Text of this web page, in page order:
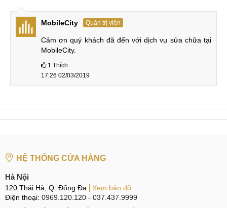
MobileCity Quản trị viên
Cảm ơn quý khách đã đến với dịch vụ sửa chữa tại
MobileCity.
1 Thích
17:26 02/03/2019
HỆ THỐNG CỬA HÀNG
Hà Nội
120 Thái Hà, Q. Đống Đa
Xem bản đồ
Điện thoại: 0969.120.120 - 037.437.9999